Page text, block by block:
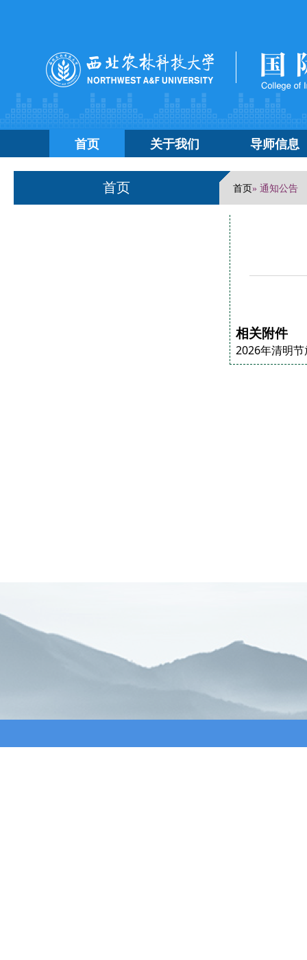
首页 关于我们 导师信息
首页 首页» 通知公告
相关附件
2026年清明